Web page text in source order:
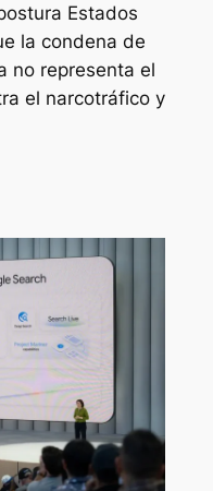
Estados
la condena de
no representa el
el narcotráfico y